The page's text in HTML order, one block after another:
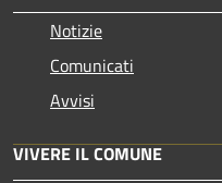
Notizie
Comunicati
Avvisi
VIVERE IL COMUNE